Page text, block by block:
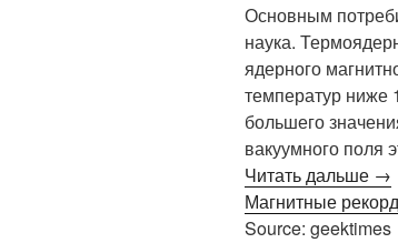
Основным
наука.
ядерного
температур ниже
большего
вакуумного поля
Читать дальше →
Магнитные
Source: geektimes